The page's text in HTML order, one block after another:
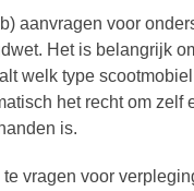
aanvragen voor
Het is belangrijk
welk type
het recht om
is.
vragen voor